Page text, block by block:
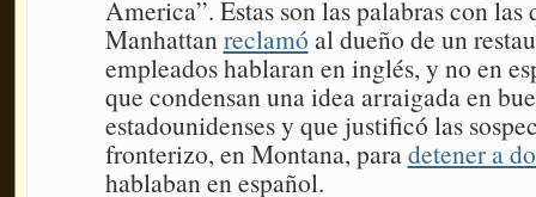
America”. Estas son las palabras con las
Manhattanreclamó al dueño de un
empleados hablaran en inglés, y no en
que condensan una idea arraigada en
estadounidenses y que justificó las
fronterizo, en Montana, paradetener a
hablaban en español.